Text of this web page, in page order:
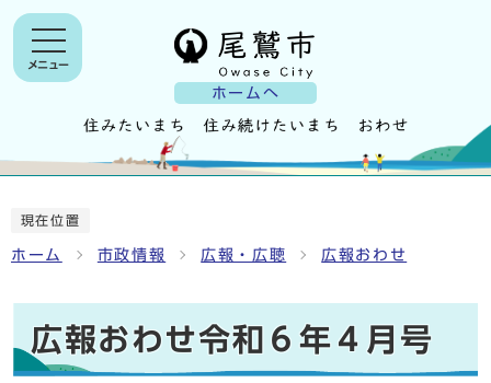
ホームへ
メニュー
現在位置
ホーム 市政情報 広報・広聴 広報おわせ
広報おわせ令和６年４月号